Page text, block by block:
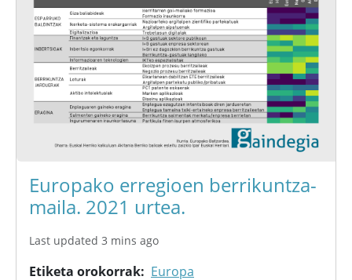
Europako erregioen berrikuntza-
maila. 2021 urtea.
Last updated 3 mins ago
Etiketa orokorrak Europa